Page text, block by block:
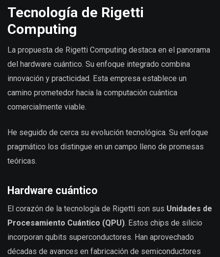
Tecnología de Rigetti
Computing
La propuesta de Rigetti Computing destaca en el panorama
del hardware cuántico. Su enfoque integrado combina
innovación y practicidad. Esta empresa establece un
camino prometedor hacia la computación cuántica
comercialmente viable.
He seguido de cerca su evolución tecnológica. Su enfoque
pragmático los distingue en un campo lleno de promesas
teóricas.
Hardware cuántico
El corazón de la tecnología de Rigetti son sus Unidades de
Procesamiento Cuántico (QPU). Estos chips de silicio
incorporan qubits superconductores. Han aprovechado
décadas de avances en fabricación de semiconductores